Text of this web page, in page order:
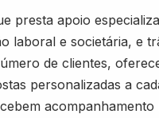
presta apoio
laboral e societária, e
de clientes,
personalizadas a
acompanhamento